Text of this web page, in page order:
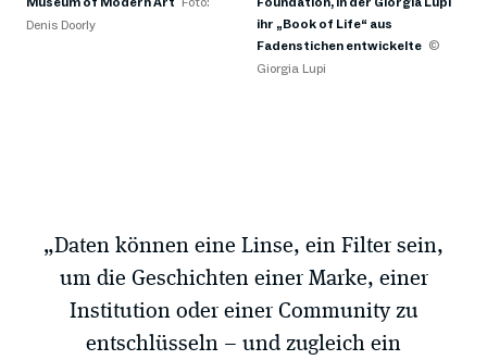
Denis Doorly
ihr „Book of Life“ aus
Fadenstichen entwickelte ©
Giorgia Lupi
„Daten können eine Linse, ein Filter sein,
um die Geschichten einer Marke, einer
Institution oder einer Community zu
entschlüsseln – und zugleich ein